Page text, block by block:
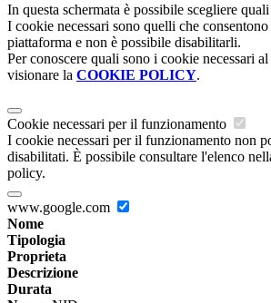
In questa schermata è possibile scegliere
I cookie necessari sono quelli che
piattaforma e non è possibile disabilitarli.
Per conoscere quali sono i cookie necessari
visionare la COOKIE POLICY.
Cookie necessari per il funzionamento
I cookie necessari per il funzionamento non
disabilitati. È possibile consultare l'elenco
policy.
www.google.com
Nome
Tipologia
Proprieta
Descrizione
Durata